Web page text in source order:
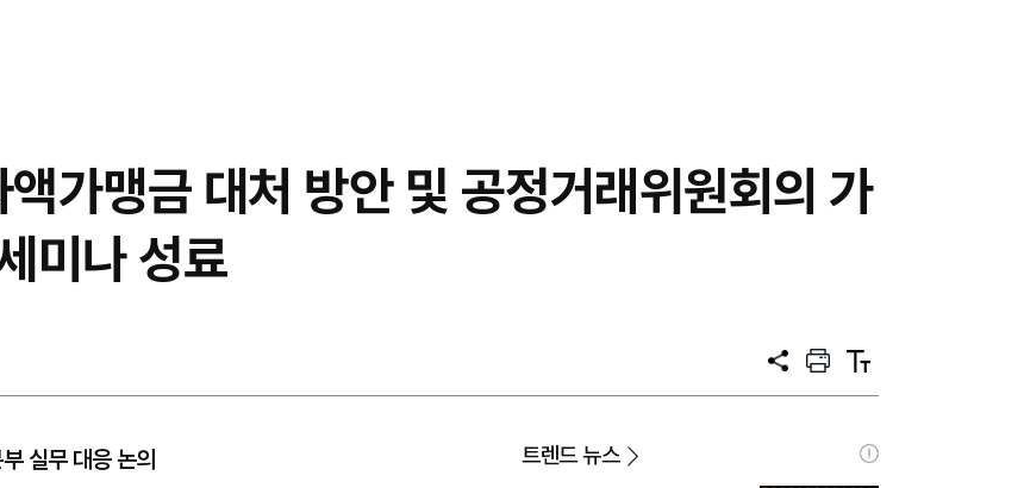
가맹금 대처 방안 및 공정거래위원회의 가
미나 성료
공
프
트
텍
트
실무 대응 논의 트렌드 뉴스